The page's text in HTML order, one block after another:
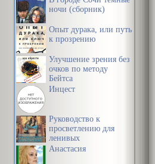
ночи (сборник)
Опыт дурака, или путь
к прозрению
Улучшение зрения без
очков по методу
Бейтса
Инцест
Руководство к
просветлению для
ленивых
Анастасия